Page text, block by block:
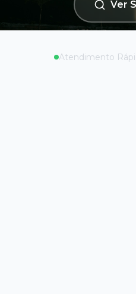
Ver
Atendimento